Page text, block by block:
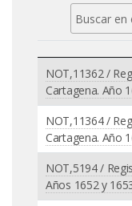
NOT,11362 /
Cartagena. Año
NOT,11364 /
Cartagena. Año
NOT,5194 /
Años 1652 y